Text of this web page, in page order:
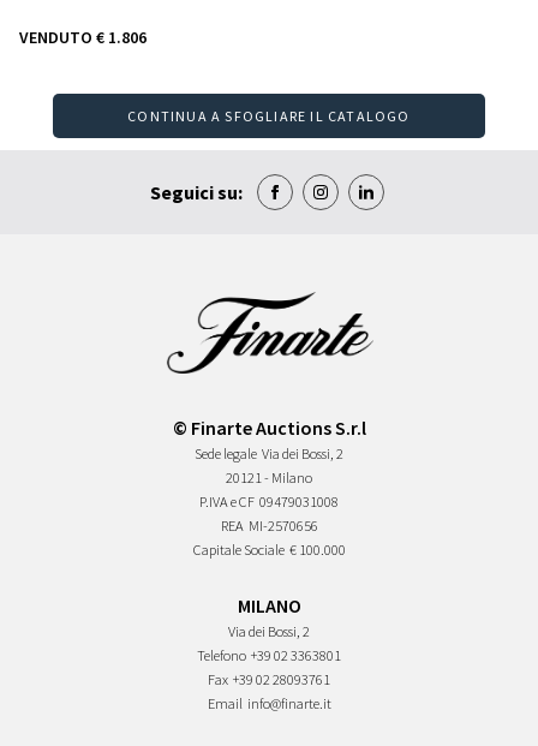
VENDUTO € 1.806
CONTINUA A SFOGLIARE IL CATALOGO
Seguici su:
© Finarte Auctions S.r.l
Sede legale Via dei Bossi, 2
20121 - Milano
P.IVA e CF 09479031008
REA MI-2570656
Capitale Sociale € 100.000
MILANO
Via dei Bossi, 2
Telefono +39 02 3363801
Fax +39 02 28093761
Email info@finarte.it